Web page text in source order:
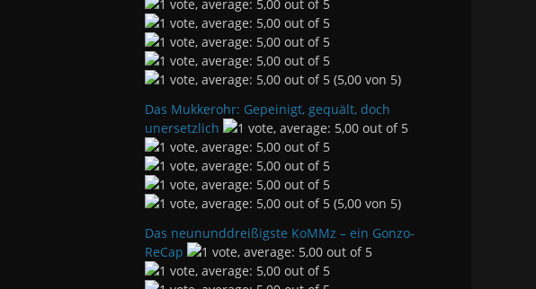
(5,00 von 5)
Das Mukkerohr: Gepeinigt, gequält, doch
unersetzlich
(5,00 von 5)
Das neununddreißigste KoMMz – ein Gonzo-
ReCap